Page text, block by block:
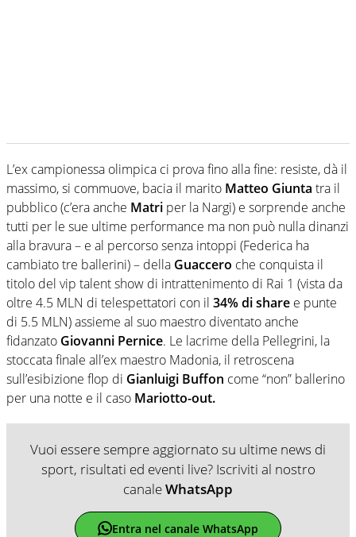
L’ex campionessa olimpica ci prova fino alla fine: resiste, dà il
massimo, si commuove, bacia il marito Matteo Giunta tra il
pubblico (c’era anche Matri per la Nargi) e sorprende anche
tutti per le sue ultime performance ma non può nulla dinanzi
alla bravura – e al percorso senza intoppi (Federica ha
cambiato tre ballerini) – della Guaccero che conquista il
titolo del vip talent show di intrattenimento di Rai 1 (vista da
oltre 4.5 MLN di telespettatori con il 34% di share e punte
di 5.5 MLN) assieme al suo maestro diventato anche
fidanzato Giovanni Pernice. Le lacrime della Pellegrini, la
stoccata finale all’ex maestro Madonia, il retroscena
sull’esibizione flop di Gianluigi Buffon come “non” ballerino
per una notte e il caso Mariotto-out.
Vuoi essere sempre aggiornato su ultime news di
sport, risultati ed eventi live? Iscriviti al nostro
canaleWhatsApp
Entra nel canale WhatsApp